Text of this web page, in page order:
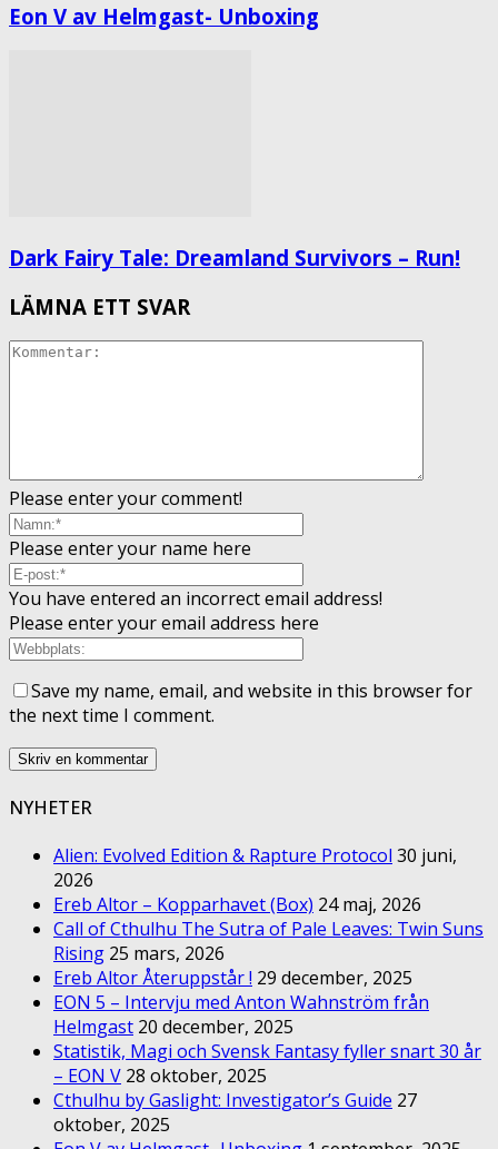
Eon V av Helmgast- Unboxing
Dark Fairy Tale: Dreamland Survivors – Run!
LÄMNA ETT SVAR
Please enter your comment!
Please enter your name here
You have entered an incorrect email address!
Please enter your email address here
Save my name, email, and website in this browser for
the next time I comment.
NYHETER
Alien: Evolved Edition & Rapture Protocol 30 juni,
2026
Ereb Altor – Kopparhavet (Box) 24 maj, 2026
Call of Cthulhu The Sutra of Pale Leaves: Twin Suns
Rising 25 mars, 2026
Ereb Altor Återuppstår ! 29 december, 2025
EON 5 – Intervju med Anton Wahnström från
Helmgast 20 december, 2025
Statistik, Magi och Svensk Fantasy fyller snart 30 år
– EON V 28 oktober, 2025
Cthulhu by Gaslight: Investigator’s Guide 27
oktober, 2025